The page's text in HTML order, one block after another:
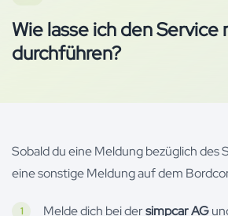
Wie lasse ich den
durchführen?
Sobald du eine Meldung bezüglich des
eine sonstige Meldung auf dem
Melde dich bei dersimpcar AG